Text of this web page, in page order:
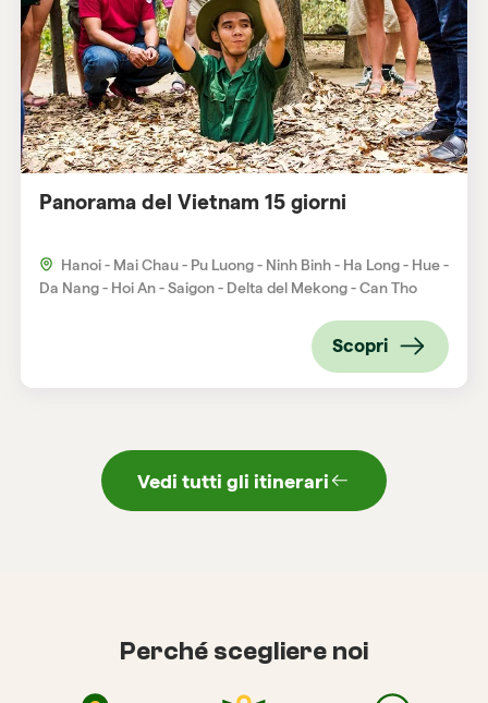
Panorama del Vietnam 15 giorni
Hanoi - Mai Chau - Pu Luong - Ninh Binh - Ha Long - Hue -
Da Nang - Hoi An - Saigon - Delta del Mekong - Can Tho
Scopri
Vedi tutti gli itinerari
Perché scegliere noi